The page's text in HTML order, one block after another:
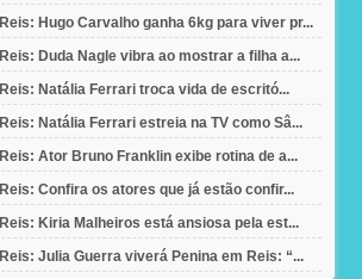
Hugo Carvalho ganha 6kg para viver pr...
Duda Nagle vibra ao mostrar a filha a...
Natália Ferrari troca vida de escritó...
Natália Ferrari estreia na TV como Sâ...
Ator Bruno Franklin exibe rotina de a...
Confira os atores que já estão confir...
Kiria Malheiros está ansiosa pela est...
Julia Guerra viverá Penina em Reis: “...